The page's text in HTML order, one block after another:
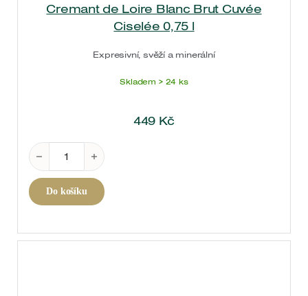
Cremant de Loire Blanc Brut Cuvée
Ciselée 0,75 l
Expresivní, svěží a minerální
Skladem > 24 ks
449 Kč
Cremant de Loire Blanc Brut Cuvée Ciselée 0,75 l
Do košíku